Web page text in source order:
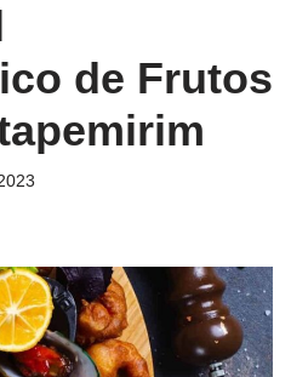
de Frutos